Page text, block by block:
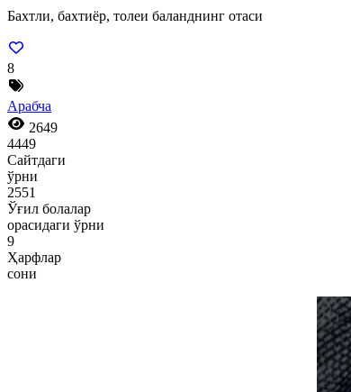
Бахтли, бахтиёр, толеи баланднинг отаси
8
Арабча
2649
4449
Сайтдаги
ўрни
2551
Ўғил болалар
орасидаги ўрни
9
Ҳарфлар
сони